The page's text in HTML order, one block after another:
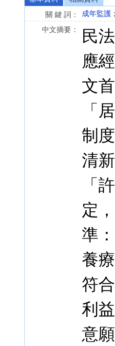
關 鍵 詞：
成年監護 ；
中文摘要：
民
應
文
「
制
清
「
定
準
養
符
利
意